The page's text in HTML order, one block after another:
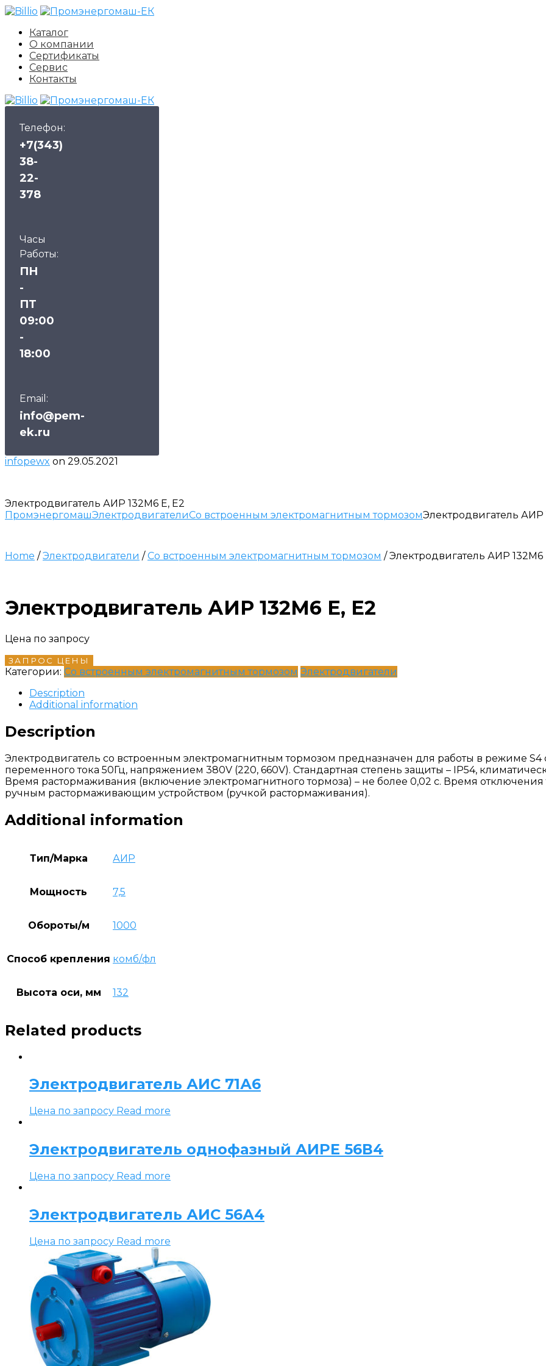
Каталог
О компании
Сертификаты
Сервис
Контакты
Телефон:
+7(343)
38-
22-
378
Часы
Работы:
ПН
-
ПТ
09:00
-
18:00
Email:
info@pem-
ek.ru
infopewx on 29.05.2021
Электродвигатель АИР 132М6 Е, Е2
ПромэнергомашЭлектродвигателиСо встроенным электромагнитным тормозомЭлектродвигатель АИР
Home /Электродвигатели /Со встроенным электромагнитным тормозом / Электродвигатель АИР 132М6
Электродвигатель АИР 132М6 Е, Е2
Цена по запросу
ЗАПРОС ЦЕНЫ
Категории: Со встроенным электромагнитным тормозом Электродвигатели
Description
Additional information
Description
Электродвигатель со встроенным электромагнитным тормозом предназначен для работы в режиме
переменного тока 50Гц, напряжением 380V (220, 660V). Стандартная степень защиты – IP54,
Время растормаживания (включение электромагнитного тормоза) – не более 0,02 с. Время
ручным растормаживающим устройством (ручкой растормаживания).
Additional information
Тип/Марка АИР
Мощность 7,5
Обороты/м 1000
Способ крепления комб/фл
Высота оси, мм 132
Related products
Электродвигатель АИС 71А6
Цена по запросу Read more
Электродвигатель однофазный АИРЕ 56В4
Цена по запросу Read more
Электродвигатель АИС 56А4
Цена по запросу Read more